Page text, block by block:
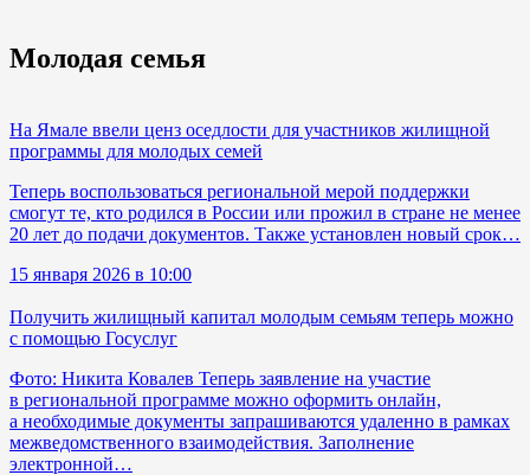
Молодая семья
На Ямале ввели ценз оседлости для участников жилищной
программы для молодых семей
Теперь воспользоваться региональной мерой поддержки
смогут те, кто родился в России или прожил в стране не менее
20 лет до подачи документов. Также установлен новый срок…
15 января 2026 в 10:00
Получить жилищный капитал молодым семьям теперь можно
с помощью Госуслуг
Фото: Никита Ковалев Теперь заявление на участие
в региональной программе можно оформить онлайн,
а необходимые документы запрашиваются удаленно в рамках
межведомственного взаимодействия. Заполнение
электронной…